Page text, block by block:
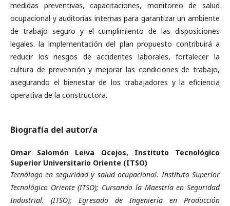
medidas preventivas, capacitaciones, monitoreo de salud
ocupacional y auditorías internas para garantizar un ambiente
de trabajo seguro y el cumplimiento de las disposiciones
legales. la implementación del plan propuesto contribuirá a
reducir los riesgos de accidentes laborales, fortalecer la
cultura de prevención y mejorar las condiciones de trabajo,
asegurando el bienestar de los trabajadores y la eficiencia
operativa de la constructora.
Biografía del autor/a
Omar Salomón Leiva Ocejos, Instituto Tecnológico
Superior Universitario Oriente (ITSO)
Tecnólogo en seguridad y salud ocupacional. Instituto Superior
Tecnológico Oriente (ITSO); Cursando la Maestría en Seguridad
Industrial. (ITSO); Egresado de Ingeniería en Producción